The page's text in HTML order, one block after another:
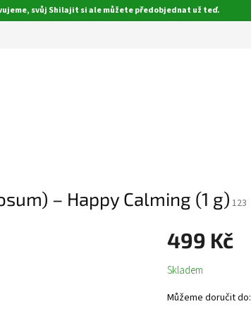
svůj Shilajit si ale můžete předobjednat už teď.
– Happy Calming (1 g) 123
499 Kč
Měrná
cena:
Skladem
Můžeme doručit do: